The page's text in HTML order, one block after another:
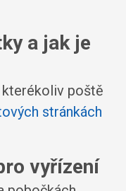
a jak je
kterékoliv poště
stránkách
vyřízení